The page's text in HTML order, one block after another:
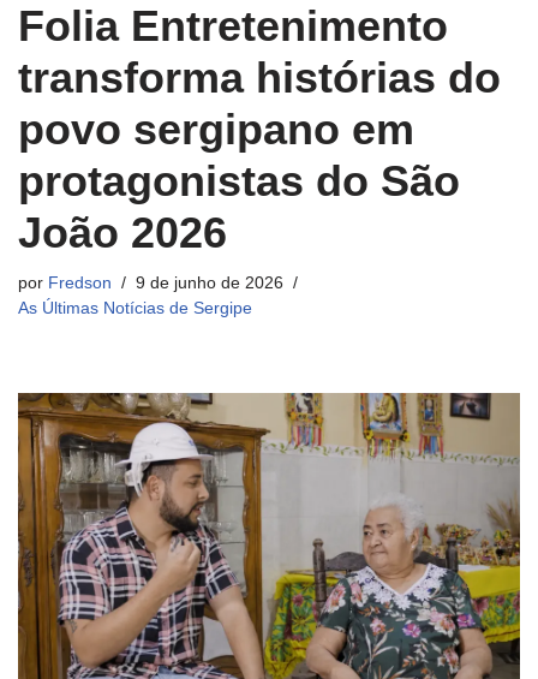
Folia Entretenimento
transforma histórias do
povo sergipano em
protagonistas do São
João 2026
por Fredson
9 de junho de 2026
As Últimas Notícias de Sergipe